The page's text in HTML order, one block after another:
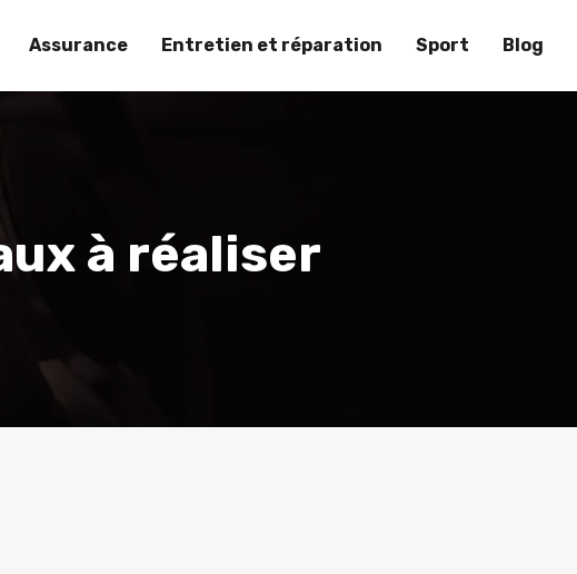
Assurance Entretien et réparation Sport Blog
à réaliser